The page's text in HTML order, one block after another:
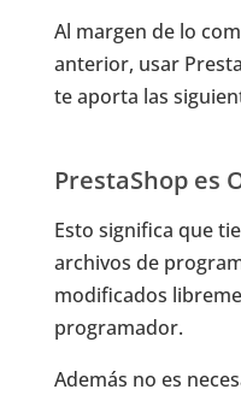
Al margen de lo
anterior, usar
te aporta las
PrestaShop es
Esto significa que
archivos de
modificados
programador.
Además no es